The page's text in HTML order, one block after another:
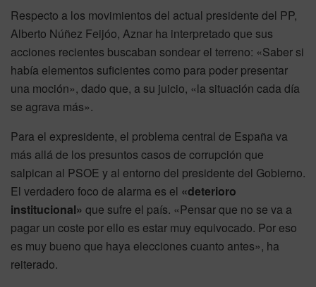
Respecto a los movimientos del actual presidente del PP,
Alberto Núñez Feijóo, Aznar ha interpretado que sus
acciones recientes buscaban sondear el terreno: «Saber si
había elementos suficientes como para poder presentar
una moción», dado que, a su juicio, «la situación cada día
se agrava más».
Para el expresidente, el problema central de España va
más allá de los presuntos casos de corrupción que
salpican al PSOE y al entorno del presidente del Gobierno.
El verdadero foco de alarma es el «deterioro
institucional» que sufre el país. «Pensar que no se va a
pagar un coste por ello es estar muy equivocado. Por eso
es muy bueno que haya elecciones cuanto antes», ha
reiterado.